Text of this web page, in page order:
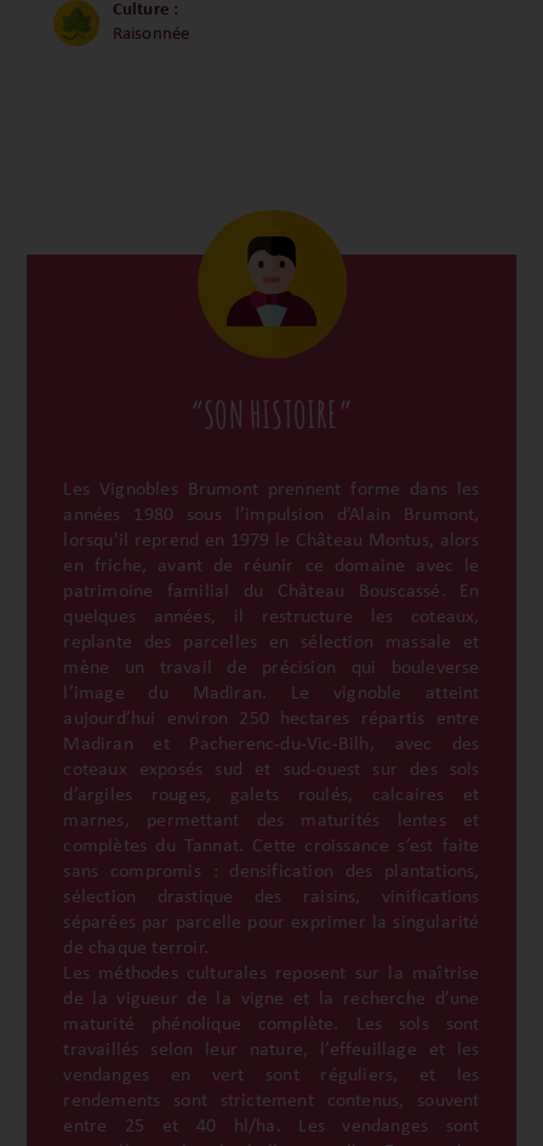
Culture :
Raisonnée
“SON HISTOIRE”
Les Vignobles Brumont prennent forme dans les
années 1980 sous l’impulsion d’Alain Brumont,
lorsqu’il reprend en 1979 le Château Montus, alors
en friche, avant de réunir ce domaine avec le
patrimoine familial du Château Bouscassé. En
quelques années, il restructure les coteaux,
replante des parcelles en sélection massale et
mène un travail de précision qui bouleverse
l’image du Madiran. Le vignoble atteint
aujourd’hui environ 250 hectares répartis entre
Madiran et Pacherenc-du-Vic-Bilh, avec des
coteaux exposés sud et sud-ouest sur des sols
d’argiles rouges, galets roulés, calcaires et
marnes, permettant des maturités lentes et
complètes du Tannat. Cette croissance s’est faite
sans compromis : densification des plantations,
sélection drastique des raisins, vinifications
séparées par parcelle pour exprimer la singularité
de chaque terroir.
Les méthodes culturales reposent sur la maîtrise
de la vigueur de la vigne et la recherche d’une
maturité phénolique complète. Les sols sont
travaillés selon leur nature, l’effeuillage et les
vendanges en vert sont réguliers, et les
rendements sont strictement contenus, souvent
entre 25 et 40 hl/ha. Les vendanges sont